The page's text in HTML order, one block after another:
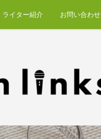
ライター紹介 お問い合わせ